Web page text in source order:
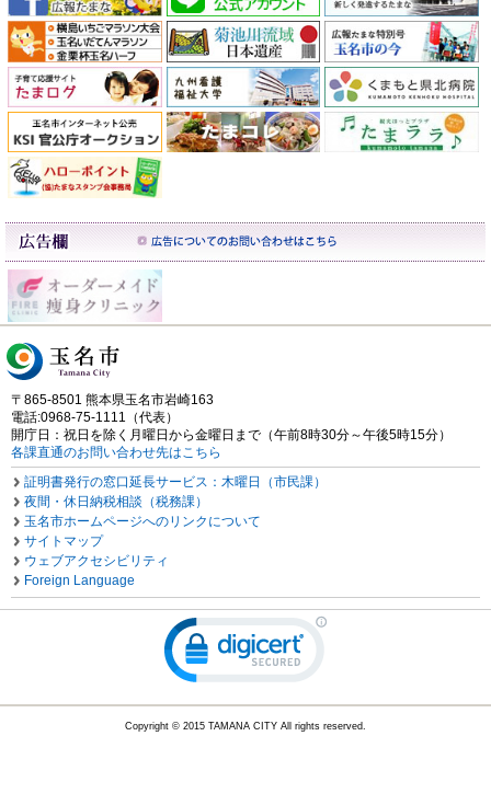
〒865-8501 熊本県玉名市岩崎163
電話:0968-75-1111（代表）
開庁日：祝日を除く月曜日から金曜日まで（午前8時30分～午後5時15分）
各課直通のお問い合わせ先はこちら
証明書発行の窓口延長サービス：木曜日（市民課）
夜間・休日納税相談（税務課）
玉名市ホームページへのリンクについて
サイトマップ
ウェブアクセシビリティ
Foreign Language
Copyright © 2015 TAMANA CITY All rights reserved.